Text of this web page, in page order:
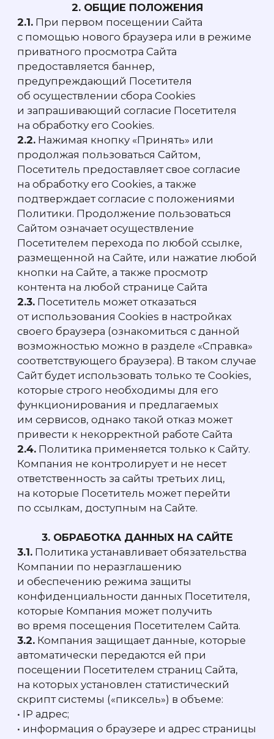
Нажимая кнопку «Оставить заявку», вы
соглашаетесь с политикой
конфиденциальности и обработкой
персональных данных
Оставить заявку
ЭКВА
ЭКВА — единая
платформа для всех
платежных сервисов
Москва, ул. Верейская, 29с33, офис D306.2
Стать партнёром ЭКВА
Рассчитать тариф
информационный характер, и ни при каких условиях
публичной офертой (ст. 437 ГК РФ).
Политика конфиденциальности и обработки
персональных данных, политика использования куки
© 2026 Все права защищены